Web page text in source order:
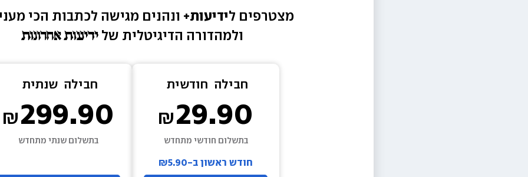
מצטרפים לידיעות+ ונהנים מגישה לכתבות הכי
ולמהדורה הדיגיטלית של
חבילה חודשית
29.90
בתשלום חודשי מתחדש
חודש ראשון ב-₪5.90
חבילה שנתית
299.90
בתשלום שנתי מתחדש